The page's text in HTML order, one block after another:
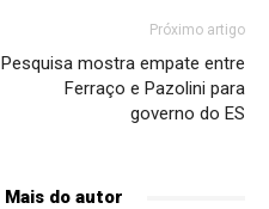
Próximo artigo
Pesquisa mostra empate entre
Ferraço e Pazolini para
governo do ES
Mais do autor